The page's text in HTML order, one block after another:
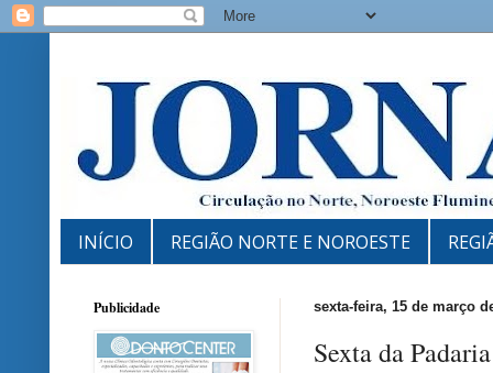
INÍCIO REGIÃO NORTE E NOROESTE
sexta-feira, 15 de março
Sexta da
Publicidade